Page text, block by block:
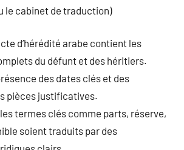
le cabinet de traduction)
d’hérédité arabe contient les
du défunt et des héritiers.
des dates clés et des
pièces justificatives.
les termes clés comme parts, réserve,
soient traduits par des